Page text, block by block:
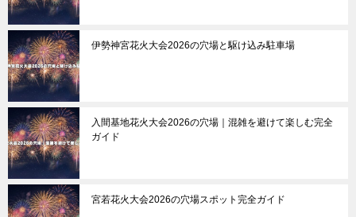
伊勢神宮花火大会2026の穴場と駆け込み駐車場
入間基地花火大会2026の穴場｜混雑を避けて楽しむ完全
ガイド
宮若花火大会2026の穴場スポット完全ガイド